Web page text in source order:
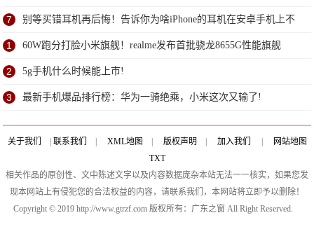
7 别等买错耳机再后悔！告诉你为啥iPhone的耳机在安卓手机上不
能用
1 60W跑分打脸小米旗舰！realme发布首批骁龙8655G性能旗舰
X50Pro!
2 5g手机什么时候能上市!
3 最新手机爆品排行榜：华为一骑绝乘，小米这次又输了!
关于我们 联系我们 XML地图 版权声明 加入我们
网站地图
TXT
相关作品的原创性、文中陈述文字以及内容数据庞杂本站无法一一核实，如果您发
现本网站上有侵犯您的合法权益的内容，请联系我们，本网站将立即予以删除！
Copyright © 2019 http://www.gtrzf.com 版权所有：广东之窗 All Right Reserved.